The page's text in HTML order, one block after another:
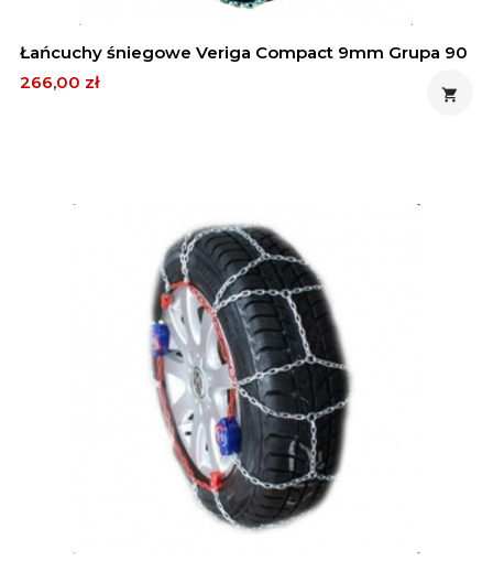
Łańcuchy śniegowe Veriga Compact 9mm Grupa 90
Cena
266,00 zł
